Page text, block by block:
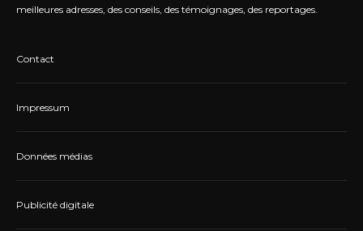
meilleures adresses, des conseils, des témoignages, des reportages.
Contact
Impressum
Données médias
Publicité digitale